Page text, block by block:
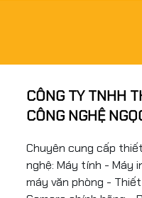
CÔNG TY TNHH
CÔNG NGHỆ
Chuyên cung cấp
nghệ: Máy tính - Máy
máy văn phòng -